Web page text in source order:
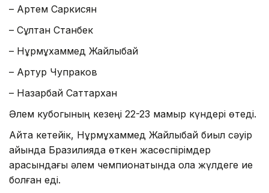
– Артем Саркисян
– Сұлтан Станбек
– Нұрмұхаммед Жайлыбай
– Артур Чупраков
– Назарбай Саттархан
Әлем кубогының кезеңі 22-23 мамыр күндері өтеді.
Айта кетейік, Нұрмұхаммед Жайлыбай биыл сәуір
айында Бразилияда өткен жасөспірімдер
арасындағы әлем чемпионатында қола жүлдеге ие
болған еді.